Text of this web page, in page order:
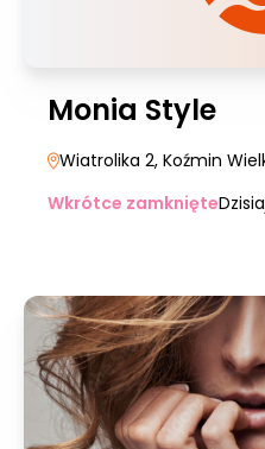
Monia Style
Wiatrolika 2, Koźmin
Wkrótce zamknięte